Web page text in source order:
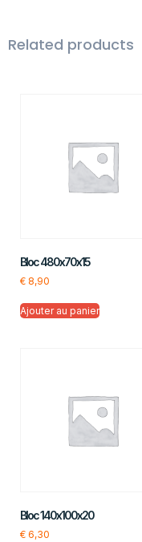
Related products
Bloc 480x70x15
€ 8,90
Ajouter au panier
Bloc 140x100x20
€ 6,30